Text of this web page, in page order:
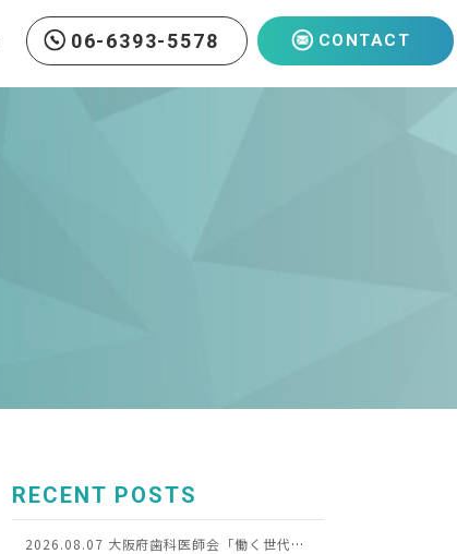
06-6393-5578 CONTACT
RECENT POSTS
2026.08.07 大阪府歯科医師会「働く世代のための8020リテラシー向上事業」令和8年度モデル事業に選定されました